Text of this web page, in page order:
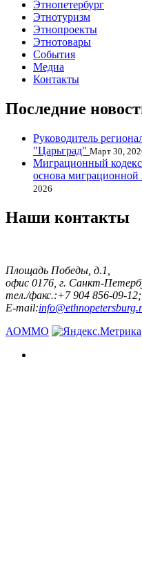
Этнопетербург
Этнотуризм
Этнопроекты
Этнотовары
События
Медиа
Контакты
Последние
Руководитель
"Царьград" Март 30,
Миграционный
основа миграционной
2026
Наши контакты
Площадь Победы, д.1,
офис 0176, г. Санкт-
тел./факс.:+7 904 856-09-12;
E-mail:
АОММО